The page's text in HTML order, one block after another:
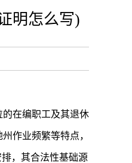
明怎么写)
在编职工及其退休
作业频繁等特点，
，其合法性基础源